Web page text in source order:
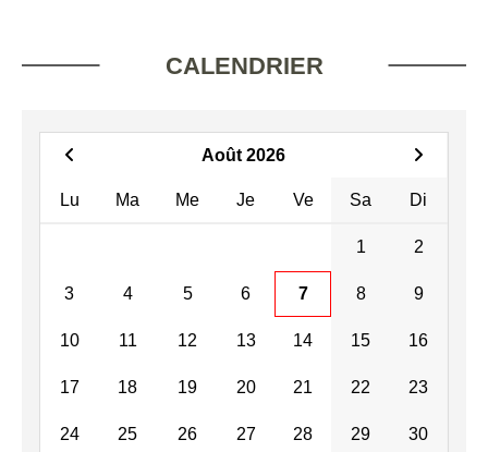
CALENDRIER
Août 2026
Lu Ma Me Je Ve Sa Di
1 2
3 4 5 6 7 8 9
10 11 12 13 14 15 16
17 18 19 20 21 22 23
24 25 26 27 28 29 30